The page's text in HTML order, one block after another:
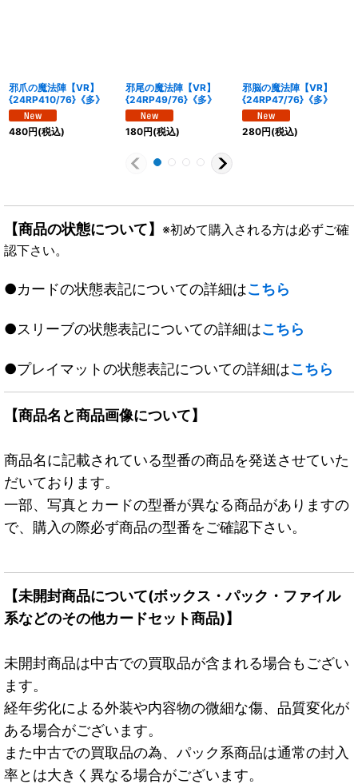
邪爪の魔法陣【VR】
{24RP410/76}《多》
480円(税込)
邪尾の魔法陣【VR】
{24RP49/76}《多》
180円(税込)
邪脳の魔法陣【VR】
{24RP47/76}《多》
280円(税込)
【商品の状態について】 ※初めて購入される方は必ずご確
認下さい。
●カードの状態表記についての詳細はこちら
●スリーブの状態表記についての詳細はこちら
●プレイマットの状態表記についての詳細はこちら
【商品名と商品画像について】
商品名に記載されている型番の商品を発送させていた
だいております。
一部、写真とカードの型番が異なる商品がありますの
で、購入の際必ず商品の型番をご確認下さい。
【未開封商品について(ボックス・パック・ファイル
系などのその他カードセット商品)】
未開封商品は中古での買取品が含まれる場合もござい
ます。
経年劣化による外装や内容物の微細な傷、品質変化が
ある場合がございます。
また中古での買取品の為、パック系商品は通常の封入
率とは大きく異なる場合がございます。